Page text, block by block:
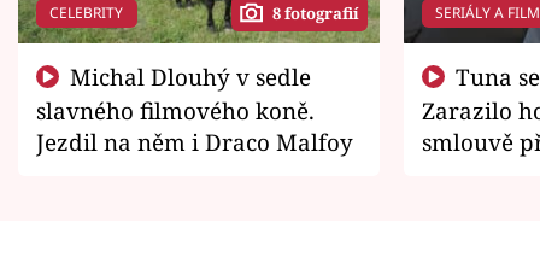
CELEBRITY 8 fotografií
slavného filmového koně.
Jezdil na něm i Draco Malfoy
SERIÁLY A
Zarazilo
smlouvě